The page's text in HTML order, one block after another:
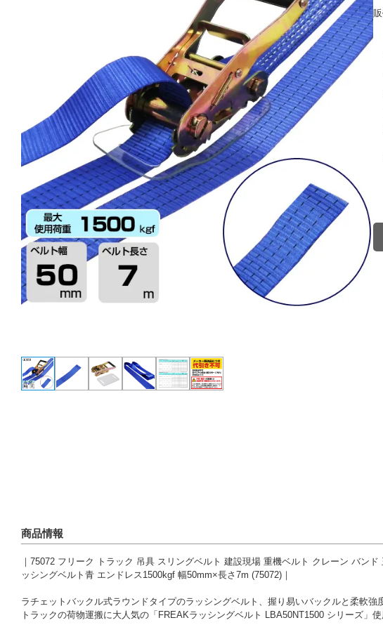
商品情報
｜75072 フリーク トラック 吊具 スリングベルト 建設現場 重機ベルト クレーン バ
ッシングベルト青 エンドレス1500kgf 幅50mm×長さ7m (75072)｜
ラチェットバックル式ラウンドタイプのラッシングベルト、握り易いバックルと柔軟強
トラックの荷物運搬に大人気の「FREAKラッシングベルト LBA50NT1500 シリーズ」